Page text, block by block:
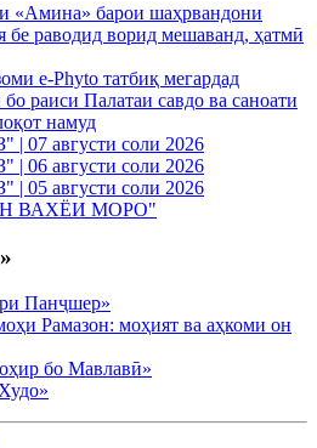
«Амина» барои шаҳрвандони
бе раводид ворид мешаванд, ҳатмӣ
e-Phyto татбиқ мегардад
раиси Палатаи савдо ва саноати
намуд
августи соли 2026
августи соли 2026
августи соли 2026
ВАХЁИ МОРО"
Панҷшер»
Рамазон: моҳият ва аҳкоми он
бо Мавлавӣ»